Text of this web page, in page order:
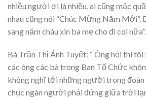
nhiều người ơi là nhiều, ai cũng mặc
nhau cũng nói “Chúc Mừng Năm Mới”.
sang năm cháu xin ba mẹ cho đi coi nữa”.
Bà Trần Thị Ánh Tuyết: “ Ông hỏi thì
các ông các bà trong Ban Tổ Chức
không nghĩ tới những người trong đoàn
chục ngàn người phải đứng giữa trời